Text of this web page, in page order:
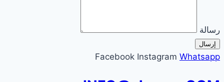
رسالة
إرسال
Facebook Instagram Whatsapp